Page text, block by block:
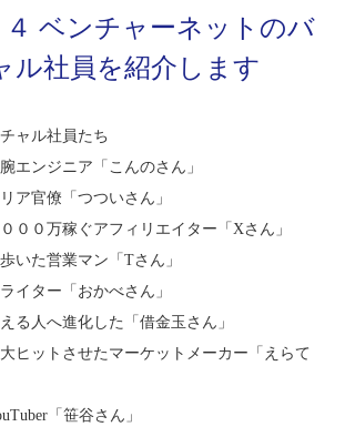
４ ベンチャーネットのバ
ル社員を紹介します
ャル社員たち
エンジニア「こんのさん」
ア官僚「つついさん」
００万稼ぐアフィリエイター「Xさん」
いた営業マン「Tさん」
イター「おかべさん」
る人へ進化した「借金玉さん」
大ヒットさせたマーケットメーカー「えらて
「笹谷さん」